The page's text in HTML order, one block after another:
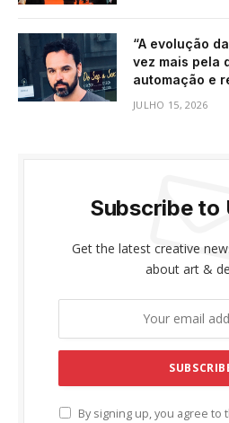
“A evolução
vez mais pela
automação e
JULHO 15, 2026
Subscribe to
Get the latest creative
about art &
By signing up, you agree